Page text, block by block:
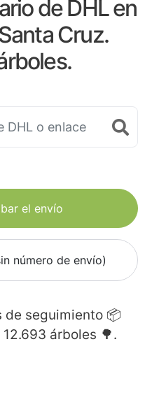
de DHL en
Cruz.
el envío
número de envío)
de seguimiento 📦
12.693 árboles 🌳.